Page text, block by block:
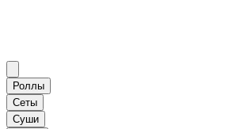
Роллы
Сеты
Суши